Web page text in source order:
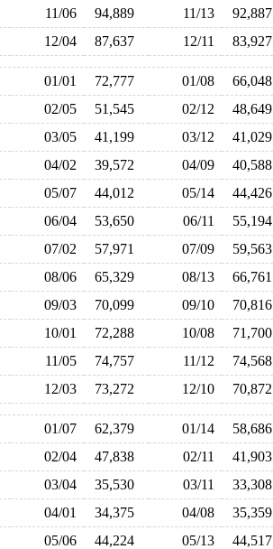
11/06 94,889 11/13
12/04 87,637 12/11
01/01 72,777 01/08
02/05 51,545 02/12
03/05 41,199 03/12
04/02 39,572 04/09
05/07 44,012 05/14
06/04 53,650 06/11
07/02 57,971 07/09
08/06 65,329 08/13
09/03 70,099 09/10
10/01 72,288 10/08
11/05 74,757 11/12
12/03 73,272 12/10
01/07 62,379 01/14
02/04 47,838 02/11
03/04 35,530 03/11
04/01 34,375 04/08
05/06 44,224 05/13